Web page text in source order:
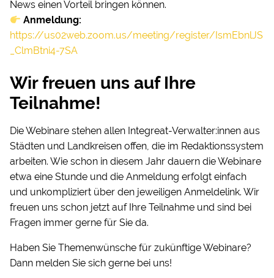
News einen Vorteil bringen können.
Anmeldung:
https://us02web.zoom.us/meeting/register/IsmEbnlJS
_ClmBtni4-7SA
Wir freuen uns auf Ihre
Teilnahme!
Die Webinare stehen allen Integreat-Verwalter:innen aus
Städten und Landkreisen offen, die im Redaktionssystem
arbeiten. Wie schon in diesem Jahr dauern die Webinare
etwa eine Stunde und die Anmeldung erfolgt einfach
und unkompliziert über den jeweiligen Anmeldelink. Wir
freuen uns schon jetzt auf Ihre Teilnahme und sind bei
Fragen immer gerne für Sie da.
Haben Sie Themenwünsche für zukünftige Webinare?
Dann melden Sie sich gerne bei uns!